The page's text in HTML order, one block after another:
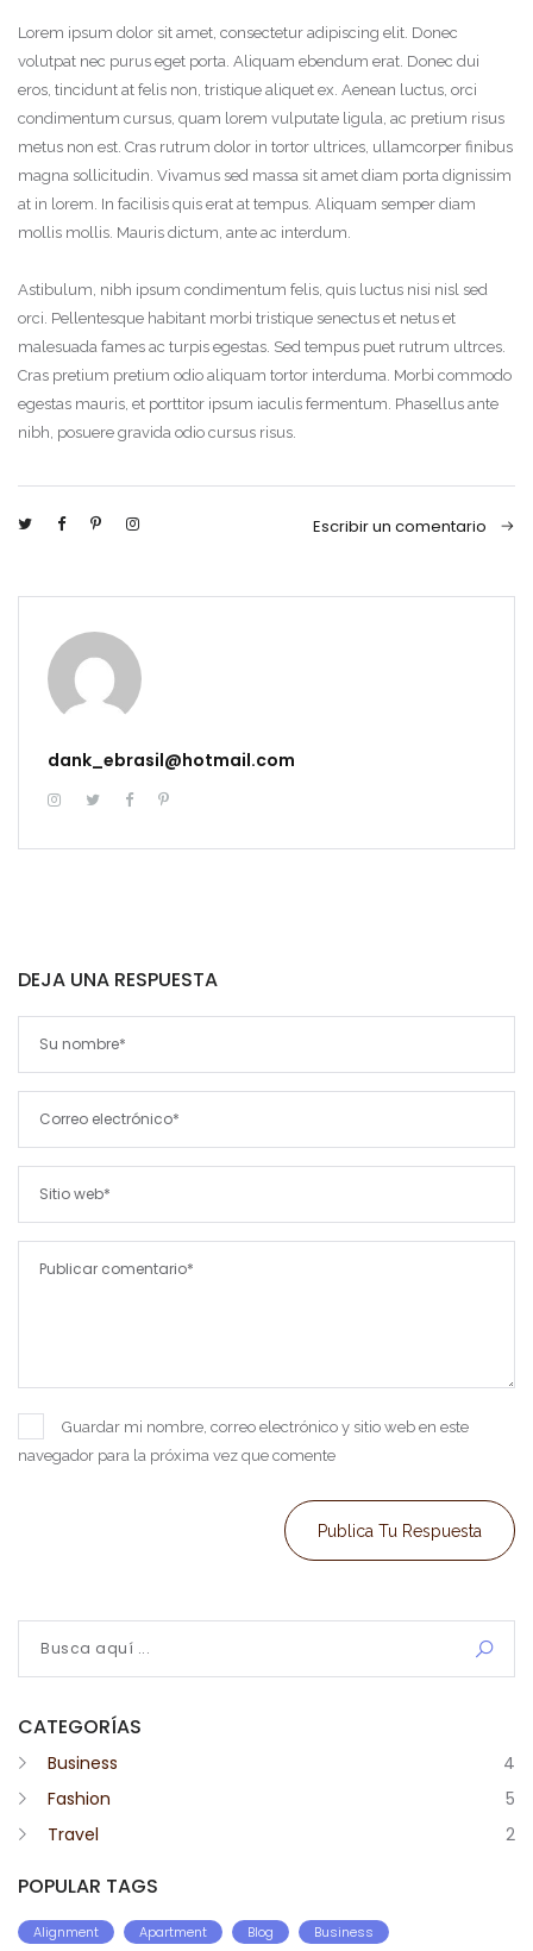
Lorem ipsum dolor sit amet, consectetur adipiscing elit. Donec
volutpat nec purus eget porta. Aliquam ebendum erat. Donec dui
eros, tincidunt at felis non, tristique aliquet ex. Aenean luctus, orci
condimentum cursus, quam lorem vulputate ligula, ac pretium risus
metus non est. Cras rutrum dolor in tortor ultrices, ullamcorper finibus
magna sollicitudin. Vivamus sed massa sit amet diam porta dignissim
at in lorem. In facilisis quis erat at tempus. Aliquam semper diam
mollis mollis. Mauris dictum, ante ac interdum.
Astibulum, nibh ipsum condimentum felis, quis luctus nisi nisl sed
orci. Pellentesque habitant morbi tristique senectus et netus et
malesuada fames ac turpis egestas. Sed tempus puet rutrum ultrces.
Cras pretium pretium odio aliquam tortor interduma. Morbi commodo
egestas mauris, et porttitor ipsum iaculis fermentum. Phasellus ante
nibh, posuere gravida odio cursus risus.
Escribir un comentario
dank_ebrasil@hotmail.com
DEJA UNA RESPUESTA
Guardar mi nombre, correo electrónico y sitio web en este
navegador para la próxima vez que comente
Publica Tu Respuesta
CATEGORÍAS
Business
4
Fashion
5
Travel
2
POPULAR TAGS
Alignment Apartment Blog Business
Acuérdate de mí ¿Has olvidado tu contraseña?
Acceso